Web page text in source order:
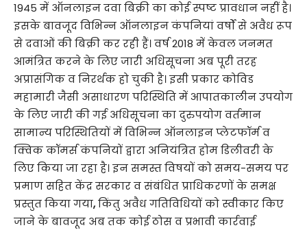
1945 में ऑनलाइन दवा बिक्री का कोई स्पष्ट प्रावधान नहीं है।
इसके बावजूद विभिन्न ऑनलाइन कंपनियां वर्षों से अवैध रूप
से दवाओं की बिक्री कर रही हैं। वर्ष 2018 में केवल जनमत
आमंत्रित करने के लिए जारी अधिसूचना अब पूरी तरह
अप्रासंगिक व निरर्थक हो चुकी है। इसी प्रकार कोविड
महामारी जैसी असाधारण परिस्थिति में आपातकालीन उपयोग
के लिए जारी की गई अधिसूचना का दुरुपयोग वर्तमान
सामान्य परिस्थितियों में विभिन्न ऑनलाइन प्लेटफॉर्म व
क्विक कॉमर्स कंपनियों द्वारा अनियंत्रित होम डिलीवरी के
लिए किया जा रहा है। इन समस्त विषयों को समय-समय पर
प्रमाण सहित केंद्र सरकार व संबंधित प्राधिकरणों के समक्ष
प्रस्तुत किया गया,किंतु अवैध गतिविधियों को स्वीकार किए
जाने के बावजूद अब तक कोई ठोस व प्रभावी कार्रवाई